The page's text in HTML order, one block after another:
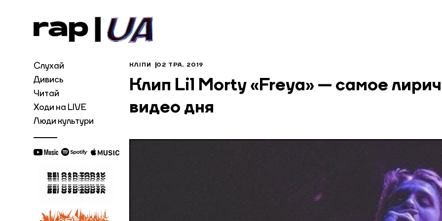
Слухай
Дивись
Читай
Ходи на LIVE
Люди культури
КЛІПИ 02 ТРА, 2019
Клип Lil Morty «Freya» — самое
видео дня